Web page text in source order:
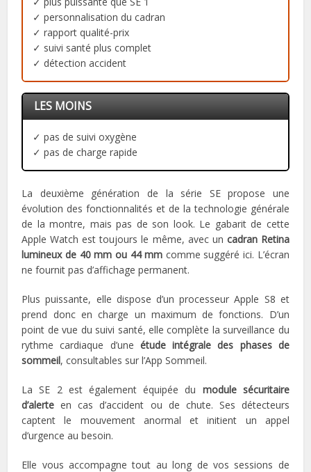
✓ personnalisation du cadran
✓ rapport qualité-prix
✓ suivi santé plus complet
✓ détection accident
LES MOINS
✓ pas de suivi oxygène
✓ pas de charge rapide
La deuxième génération de la série SE propose une
évolution des fonctionnalités et de la technologie générale
de la montre, mais pas de son look. Le gabarit de cette
Apple Watch est toujours le même, avec un cadran Retina
lumineux de 40 mm ou 44 mm comme suggéré ici. L’écran
ne fournit pas d’affichage permanent.
Plus puissante, elle dispose d’un processeur Apple S8 et
prend donc en charge un maximum de fonctions. D’un
point de vue du suivi santé, elle complète la surveillance du
rythme cardiaque d’une étude intégrale des phases de
sommeil, consultables sur l’App Sommeil.
La SE 2 est également équipée du module sécuritaire
d’alerte en cas d’accident ou de chute. Ses détecteurs
captent le mouvement anormal et initient un appel
d’urgence au besoin.
Elle vous accompagne tout au long de vos sessions de